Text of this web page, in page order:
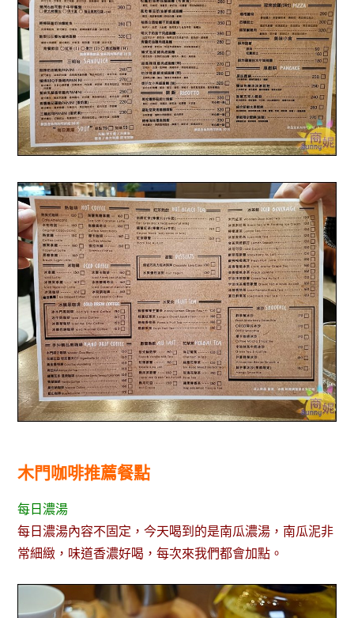
木門咖啡推薦餐點
每日濃湯
每日濃湯內容不固定，今天喝到的是南瓜濃湯，南瓜泥非
常細緻，味道香濃好喝，每次來我們都會加點。